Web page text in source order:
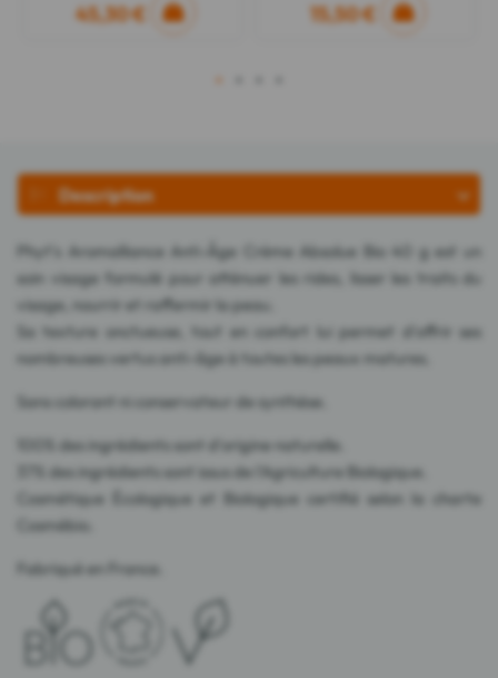
45,30 € 15,50 €
1
Description
Phyt's Aromalliance Anti-Âge Crème Absolue Bio 40 g est un
soin visage formulé pour atténuer les rides, lisser les traits du
visage, nourrir et raffermir la peau.
Sa texture onctueuse, tout en confort lui permet d'offrir ses
nombreuses vertus anti-âge à toutes les peaux matures.
Sans colorant ni conservateur de synthèse.
100% des ingrédients sont d'origine naturelle.
37% des ingrédients sont issus de l'Agriculture Biologique.
Cosmétique Écologique et Biologique certifié selon la charte
Cosmébio.
Fabriqué en France.